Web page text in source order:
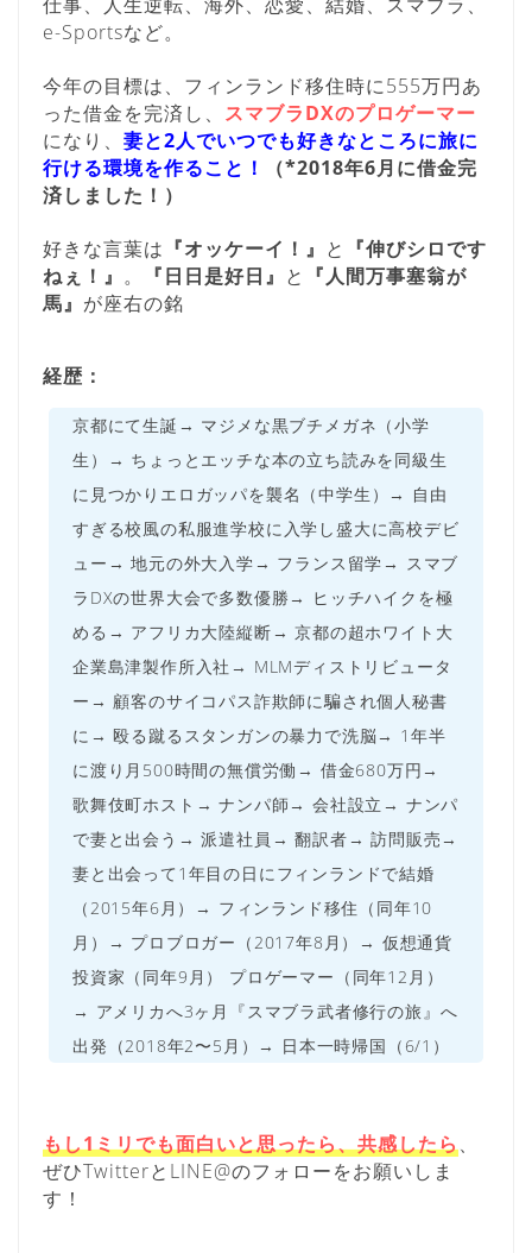
仕事、人生逆転、海外、恋愛、結婚、スマブラ、
e-Sportsなど。
今年の目標は、フィンランド移住時に555万円あ
った借金を完済し、 スマブラDXのプロゲーマー
になり、 妻と2人でいつでも好きなところに旅に
行ける環境を作ること！
（*2018年6月に借金完
済しました！）
好きな言葉は 『オッケーイ！』 と 『伸びシロです
ねぇ！』 。 『日日是好日』 と 『人間万事塞翁が
馬』 が座右の銘
経歴：
京都にて生誕→ マジメな黒ブチメガネ（小学
生）→ ちょっとエッチな本の立ち読みを同級生
に見つかりエロガッパを襲名（中学生）→ 自由
すぎる校風の私服進学校に入学し盛大に高校デビ
ュー→ 地元の外大入学→ フランス留学→ スマブ
ラDXの世界大会で多数優勝→ ヒッチハイクを極
める→ アフリカ大陸縦断→ 京都の超ホワイト大
企業島津製作所入社→ MLMディストリビュータ
ー→ 顧客のサイコパス詐欺師に騙され個人秘書
に→ 殴る蹴るスタンガンの暴力で洗脳→ 1年半
に渡り月500時間の無償労働→ 借金680万円→
歌舞伎町ホスト→ ナンパ師→ 会社設立→ ナンパ
で妻と出会う→ 派遣社員→ 翻訳者→ 訪問販売→
妻と出会って1年目の日にフィンランドで結婚
（2015年6月）→ フィンランド移住（同年10
月）→ プロブロガー（2017年8月）→ 仮想通貨
投資家（同年9月） プロゲーマー（同年12月）
→ アメリカへ3ヶ月『スマブラ武者修行の旅』へ
出発（2018年2〜5月）→ 日本一時帰国（6/1）
もし1ミリでも面白いと思ったら、共感したら、
ぜひTwitterとLINE@のフォローをお願いしま
す！